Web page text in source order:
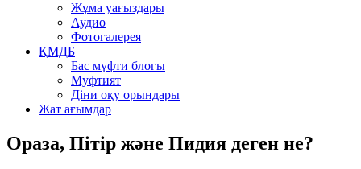
Жұма уағыздары
Аудио
Фотогалерея
ҚМДБ
Бас мүфти блогы
Муфтият
Діни оқу орындары
Жат ағымдар
Ораза, Пітір және Пидия деген не?